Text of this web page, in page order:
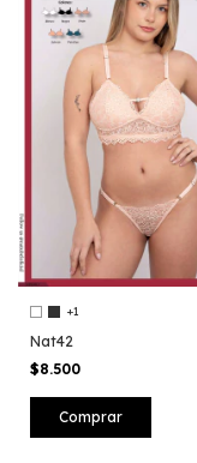
+1
Nat42
$8.500
Comprar